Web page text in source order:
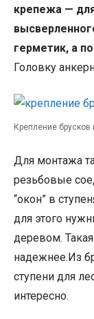
крепежа —
герметик, а
Головку
Крепление
Для монтажа
резьбовые
“окон” в
для этого
деревом.
надежнее.Из
ступени для
интересно.